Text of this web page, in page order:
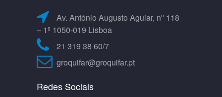
Av. António Augusto Aguiar, nº 118
– 1º 1050-019 Lisboa
21 319 38 60/7
groquifar@groquifar.pt
Redes Sociais